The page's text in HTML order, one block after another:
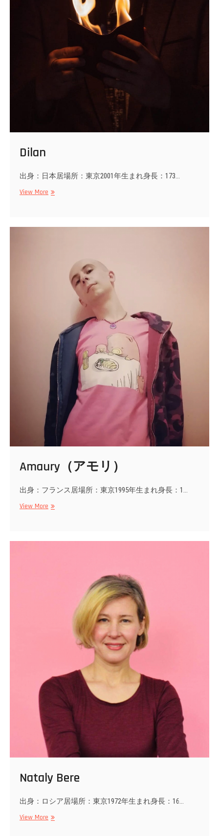
Dilan
出身：日本居場所：東京2001年生まれ身長：173…
View More Dilan
Amaury（アモリ）
出身：フランス居場所：東京1995年生まれ身長：1…
View More Amaury（ア
Nataly Bere
出身：ロシア居場所：東京1972年生まれ身長：16…
View More Nataly